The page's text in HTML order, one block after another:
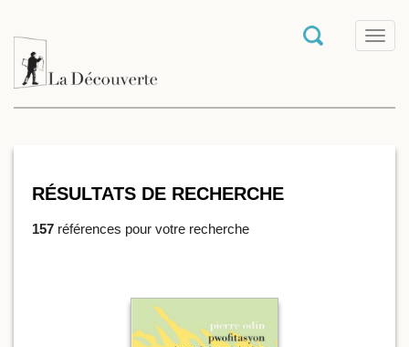
T
o
RÉSULTATS DE RECHERCHE
157 références pour votre recherche